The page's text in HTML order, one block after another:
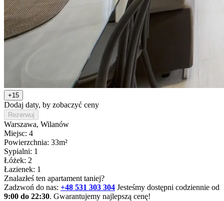
+15
Dodaj daty, by zobaczyć ceny
Rezerwuj
Warszawa, Wilanów
Miejsc: 4
Powierzchnia: 33m²
Sypialni: 1
Łóżek: 2
Łazienek: 1
Znalazłeś ten apartament taniej?
Zadzwoń do nas: +48 531 303 304 Jesteśmy dostępni codziennie od
9:00 do 22:30. Gwarantujemy najlepszą cenę!